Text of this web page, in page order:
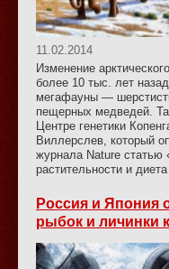
11.02.2014
Изменение
более 10 тыс. лет
мегафауны —
пещерных медведей.
Центре генетики
Виллерслев, который
журнала Nature статью
растительности и
Россия и Япония
рыбок и личинки